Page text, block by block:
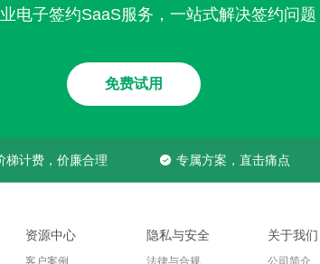
电子签约SaaS服务，一站式解决签约问题
免费试用
梯计费，价廉合理 专属方案，直击痛点
资源中心
客户案例
隐私与安全
法律与合规
关于我们
公司简介